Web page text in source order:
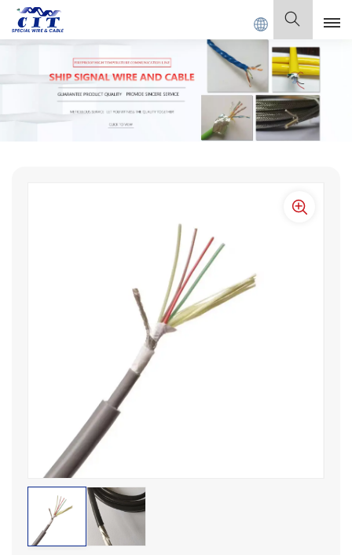
Bienvenido a GUANGDONG CIT SPECIAL CABLE Co., Ltd.
Español
English
Français
Polski
Español